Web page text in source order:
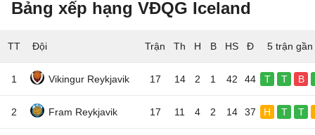
Bảng xếp hạng VĐQG Iceland
TT Đội 5 trận gần
1 Vikingur Reykjavik 17 14 2 1 42 44 T T B
2 Fram Reykjavik 17 11 4 2 14 37 H T T